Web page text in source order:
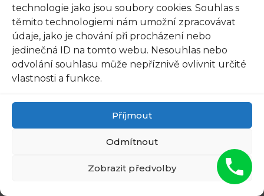
technologie jako jsou soubory cookies. Souhlas s
těmito technologiemi nám umožní zpracovávat
údaje, jako je chování při procházení nebo
jedinečná ID na tomto webu. Nesouhlas nebo
odvolání souhlasu může nepříznivě ovlivnit určité
vlastnosti a funkce.
Příjmout
Odmítnout
Zobrazit předvolby